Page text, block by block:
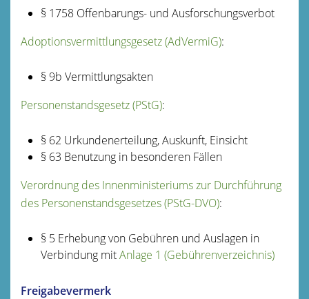
§ 1758Offenbarungs- und Ausforschungsverbot
Adoptionsvermittlungsgesetz (AdVermiG):
§ 9b Vermittlungsakten
Personenstandsgesetz (PStG):
§ 62 Urkundenerteilung, Auskunft, Einsicht
§ 63 Benutzung in besonderen Fällen
Verordnung des Innenministeriums zur Durchführung
des Personenstandsgesetzes (PStG-DVO):
§ 5 Erhebung von Gebühren und Auslagen in
Verbindung mitAnlage 1 (Gebührenverzeichnis)
Freigabevermerk